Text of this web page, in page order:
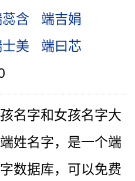
含
端吉娟
美
端曰芯
名字和女孩名字大
姓名字，是一个端
数据库，可以免费